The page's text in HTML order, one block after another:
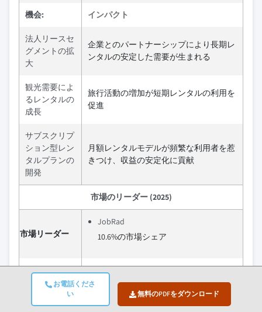
お電話くださ
い
無料のPDFをダウンロード
機会: インパクト
法人リースセ
グメントの拡
大
企業とのパートナーシップにより長期レ
ンタルの安定した需要が生まれる
観光需要によ
るレンタルの
成長
旅行活動の増加が短期レンタルの利用を
促進
サブスクリプ
ション型レン
タルプランの
開発
月額レンタルモデルが頻繁な利用者を惹
きつけ、収益の安定化に貢献
市場のリーダー (2025)
市場リーダー
JobRad
10.6%の市場シェア
BLS（バイクリース）
カンパニーバイク